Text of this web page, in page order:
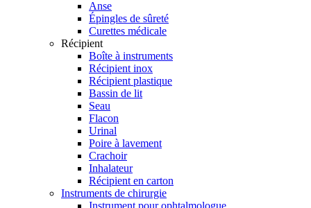
Anse
Épingles de sûreté
Curettes médicale
Récipient
Boîte à instruments
Récipient inox
Récipient plastique
Bassin de lit
Seau
Flacon
Urinal
Poire à lavement
Crachoir
Inhalateur
Récipient en carton
Instruments de chirurgie
Instrument pour ophtalmologue